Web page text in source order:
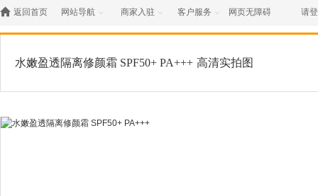
 返回首页 网站导航  商家入驻  客户服务  网页无障碍 请
水嫩盈透隔离修颜霜 SPF50+ PA+++ 高清实拍图